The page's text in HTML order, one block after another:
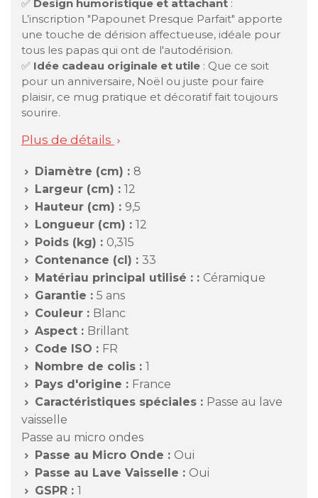
✅ Design humoristique et attachant :
L’inscription "Papounet Presque Parfait" apporte
une touche de dérision affectueuse, idéale pour
tous les papas qui ont de l'autodérision.
✅ Idée cadeau originale et utile : Que ce soit
pour un anniversaire, Noël ou juste pour faire
plaisir, ce mug pratique et décoratif fait toujours
sourire.
Plus de détails 
 Diamètre (cm) : 8
 Largeur (cm) : 12
 Hauteur (cm) : 9,5
 Longueur (cm) : 12
 Poids (kg) : 0,315
 Contenance (cl) : 33
 Matériau principal utilisé : : Céramique
 Garantie : 5 ans
 Couleur : Blanc
 Aspect : Brillant
 Code ISO : FR
 Nombre de colis : 1
 Pays d'origine : France
 Caractéristiques spéciales : Passe au lave
vaisselle
Passe au micro ondes
 Passe au Micro Onde : Oui
 Passe au Lave Vaisselle : Oui
 GSPR : 1